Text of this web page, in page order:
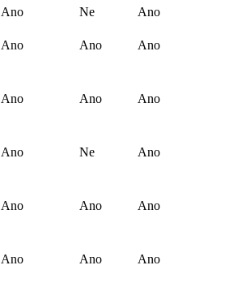
Ano Ne Ano
Ano Ano Ano
Ano Ano Ano
Ano Ne Ano
Ano Ano Ano
Ano Ano Ano